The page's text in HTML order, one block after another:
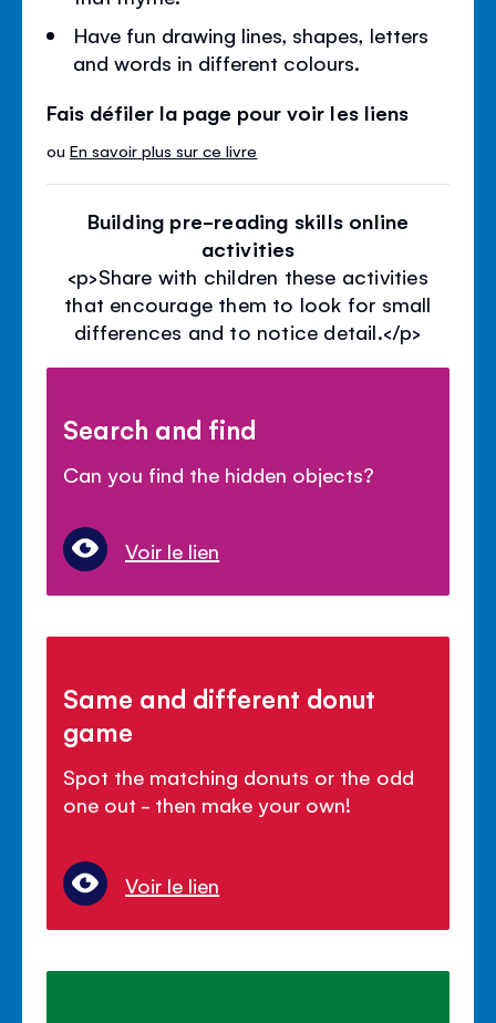
Have fun drawing lines, shapes, letters
and words in different colours.
Fais défiler la page pour voir les liens
ouEn savoir plus sur ce livre
Building pre-reading skills online
activities
<p>Share with children these activities
that encourage them to look for small
differences and to notice detail.</p>
Search and find
Can you find the hidden objects?
Voir le lien
Same and different donut
game
Spot the matching donuts or the odd
one out - then make your own!
Voir le lien